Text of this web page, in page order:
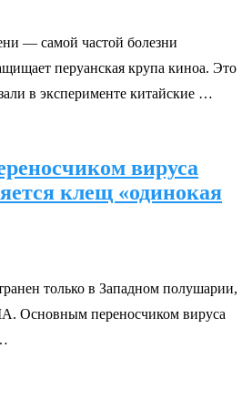
— самой частой болезни
перуанская крупа киноа. Это
в эксперименте китайские …
вируса
клещ «одинокая
только в Западном полушарии,
Основным переносчиком вируса